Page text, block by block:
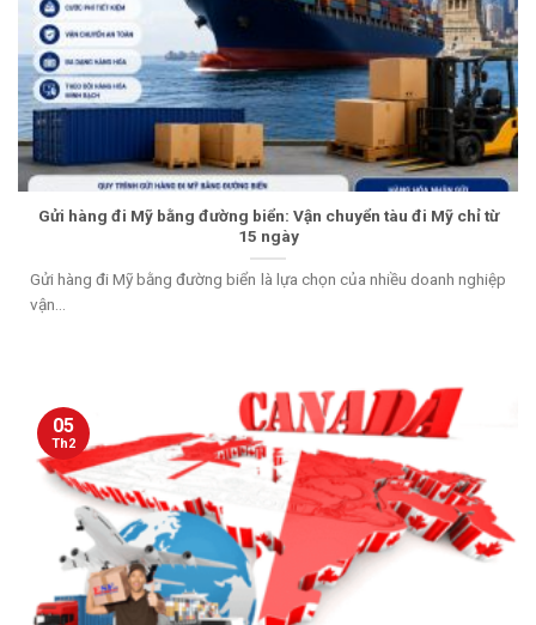
Gửi hàng đi Mỹ bằng đường biển: Vận chuyển tàu đi Mỹ chỉ từ
15 ngày
Gửi hàng đi Mỹ bằng đường biển là lựa chọn của nhiều doanh nghiệp
vận...
05
Th2